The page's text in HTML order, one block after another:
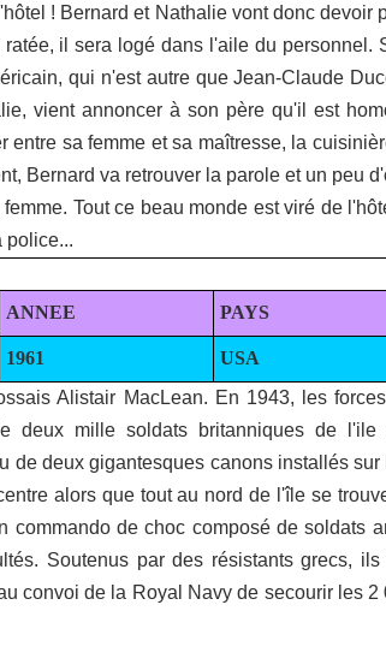
! Bernard et Nathalie vont donc devoir
il sera logé dans l'aile du personnel.
qui n'est autre que Jean-Claude
vient annoncer à son père qu'il est
sa femme et sa maîtresse, la
Bernard va retrouver la parole et un peu
Tout ce beau monde est viré de
police...
ANNEE PAYS
1961 USA
Alistair MacLean. En 1943, les
deux mille soldats britanniques de
de deux gigantesques canons installés
alors que tout au nord de l'île se
commando de choc composé de soldats
Soutenus par des résistants grecs,
convoi de la Royal Navy de secourir les